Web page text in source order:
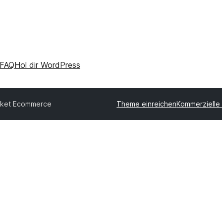
FAQHol dir WordPress
Ecommerce Theme einreichen